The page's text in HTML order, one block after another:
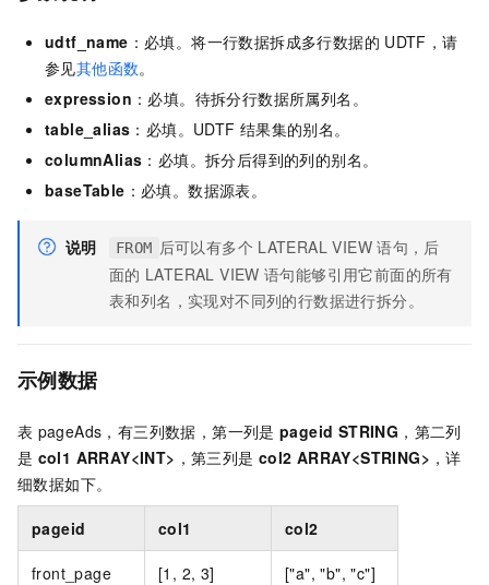
udtf_name ：必填。将一行数据拆成多行数据的 UDTF，请
参见其他函数。
expression ：必填。待拆分行数据所属列名。
table_alias ：必填。UDTF 结果集的别名。
columnAlias ：必填。拆分后得到的列的别名。
baseTable ：必填。数据源表。
说明 FROM 后可以有多个 LATERAL VIEW 语句，后
面的 LATERAL VIEW 语句能够引用它前面的所有
表和列名，实现对不同列的行数据进行拆分。
示例数据
表 pageAds，有三列数据，第一列是 pageid STRING ，第二列
是 col1 ARRAY<INT> ，第三列是 col2 ARRAY<STRING> ，详
细数据如下。
pageid col1 col2
front_page [1, 2, 3] ["a", "b", "c"]